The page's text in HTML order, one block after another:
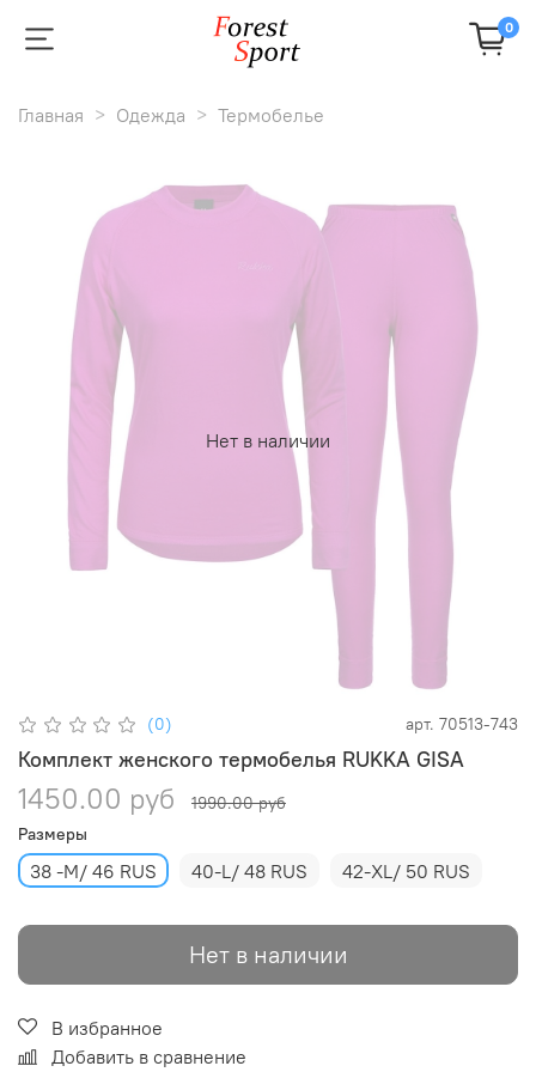
0
Главная Одежда Термобелье
Нет в наличии
(0) арт. 70513-743
Комплект женского термобелья RUKKA GISA
1450.00 руб
1990.00 руб
Размеры
38 -M/ 46 RUS 40-L/ 48 RUS 42-XL/ 50 RUS
Нет в наличии
В избранное
Добавить в сравнение